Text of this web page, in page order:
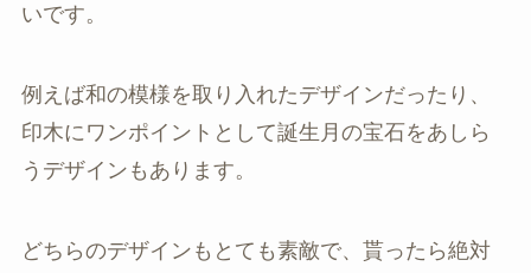
いです。
例えば和の模様を取り入れたデザインだったり、
印木にワンポイントとして誕生月の宝石をあしら
うデザインもあります。
どちらのデザインもとても素敵で、貰ったら絶対